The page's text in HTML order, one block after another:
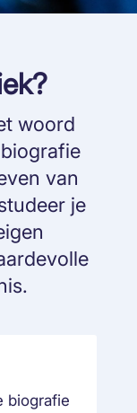
woord
biografie
van
je
biografie